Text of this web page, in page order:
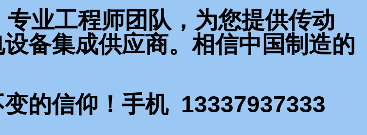
业工程师团队，为您提供传动
备集成供应商。相信中国制造的
的信仰！手机 13337937333